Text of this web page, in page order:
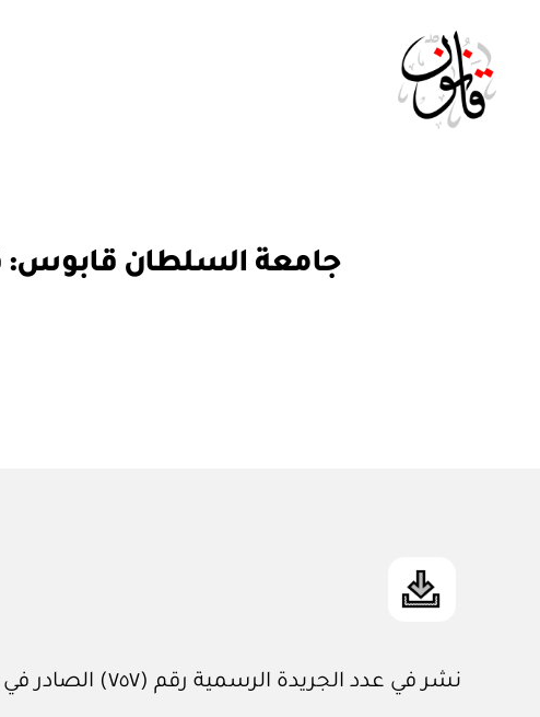
التصنيفات
نشر في عدد الجريدة الرسمية رقم (٧٥٧) الصادر في ١٥ / ١٢ / ٢٠٠٣م